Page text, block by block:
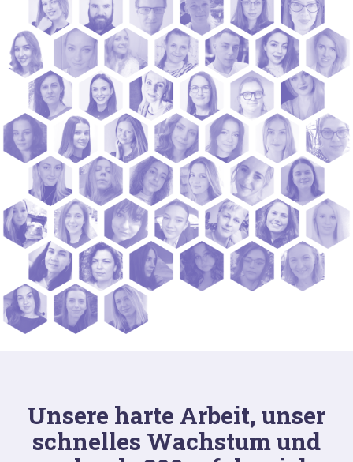
Unsere harte Arbeit, unser
schnelles Wachstum und